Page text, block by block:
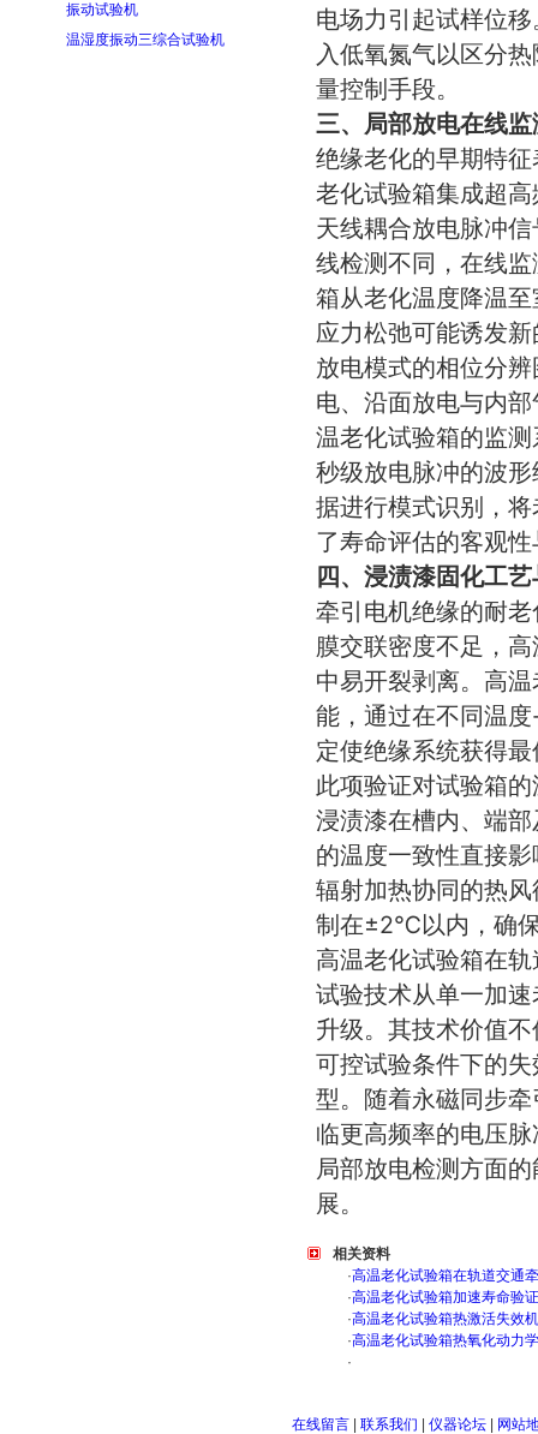
振动试验机
温湿度振动三综合试验机
电场力引起试样位
入低氧氮气以区分
量控制手段。
三、局部放电在线
绝缘老化的早期特
老化试验箱集成超
天线耦合放电脉冲
线检测不同，在线
箱从老化温度降温
应力松弛可能诱发
放电模式的相位分
电、沿面放电与内
温老化试验箱的监
秒级放电脉冲的波
据进行模式识别，
了寿命评估的客观
四、浸渍漆固化工
牵引电机绝缘的耐
膜交联密度不足，
中易开裂剥离。高
能，通过在不同温
定使绝缘系统获得
此项验证对试验箱
浸渍漆在槽内、端
的温度一致性直接
辐射加热协同的热
制在±2℃以内，确
高温老化试验箱在
试验技术从单一加
升级。其技术价值
可控试验条件下的
型。随着永磁同步
临更高频率的电压
局部放电检测方面
展。
相关资料
·高温老化试验箱在轨道交通
·高温老化试验箱加速寿命验
·高温老化试验箱热激活失效
·高温老化试验箱热氧化动力
·
在线留言| 联系我们 仪器论坛| 网站